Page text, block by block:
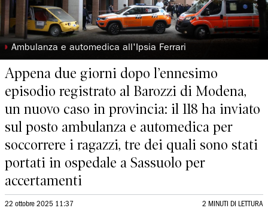
◗ Ambulanza e automedica all'Ipsia Ferrari
Appena due giorni dopo l’ennesimo
episodio registrato al Barozzi di Modena,
un nuovo caso in provincia: il 118 ha inviato
sul posto ambulanza e automedica per
soccorrere i ragazzi, tre dei quali sono stati
portati in ospedale a Sassuolo per
accertamenti
22 ottobre 2025 11:37 2 MINUTI DI LETTURA